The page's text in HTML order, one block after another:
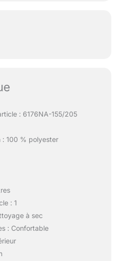
: 6176NA-155/205
: 100 % polyester
: 1
à sec
: Confortable